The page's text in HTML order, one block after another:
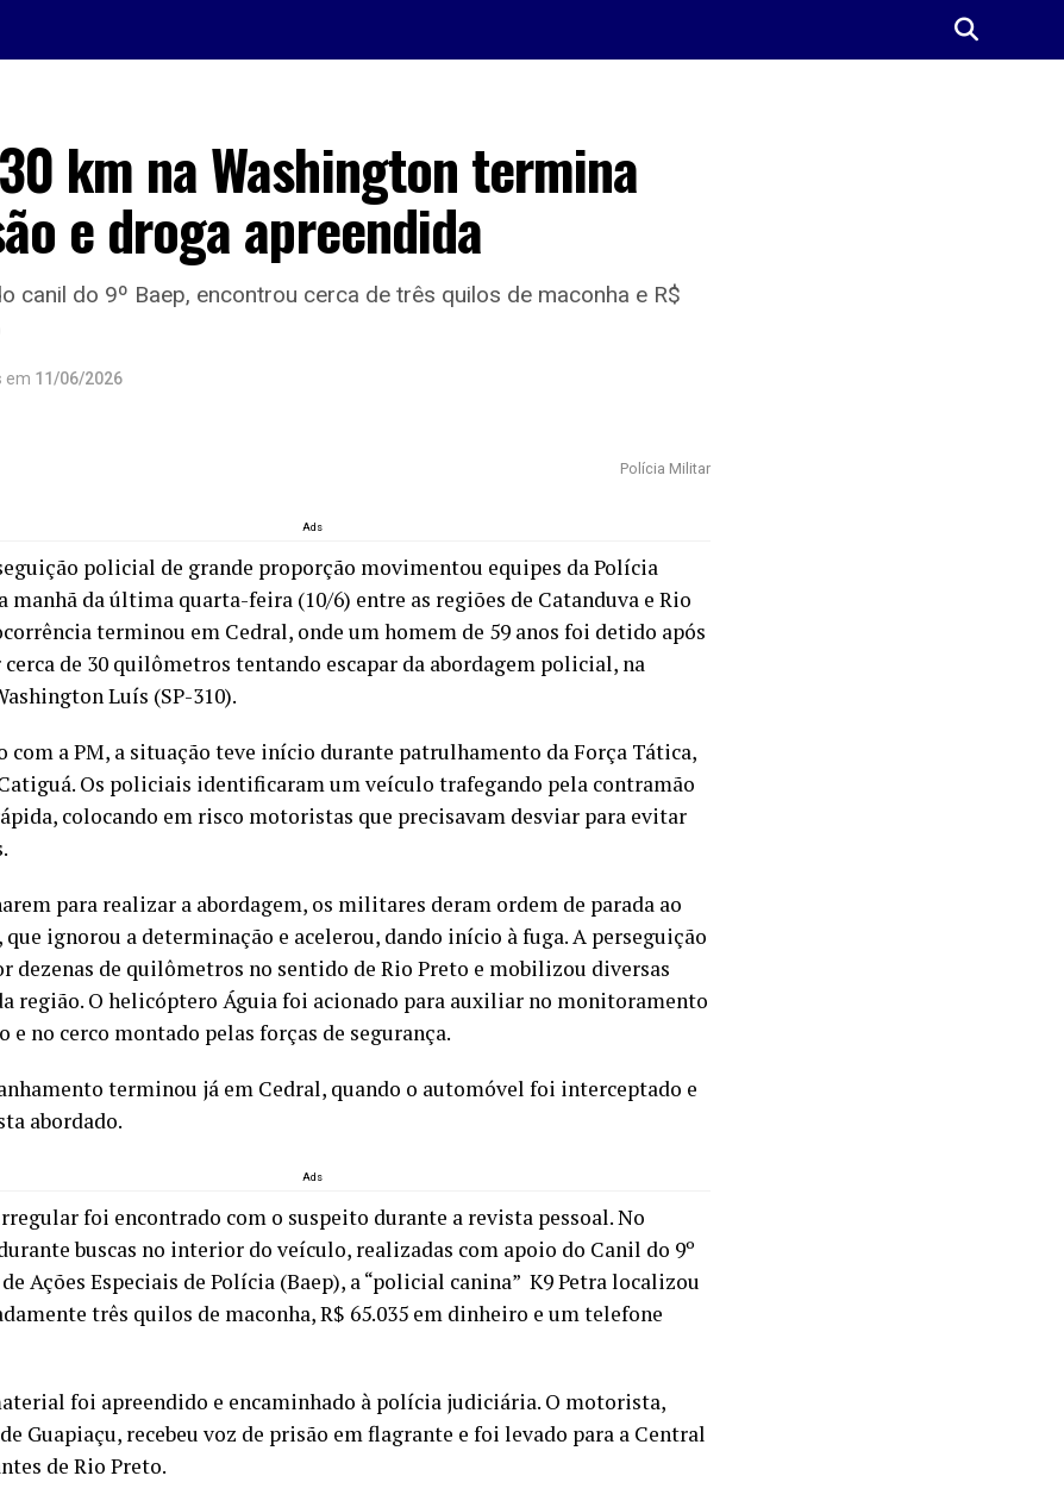
km na Washington termina
e droga apreendida
canil do 9º Baep, encontrou cerca de três quilos de maconha e R$
em 11/06/2026
Polícia Militar
Ads
policial de grande proporção movimentou equipes da Polícia
da última quarta-feira (10/6) entre as regiões de Catanduva e Rio
terminou em Cedral, onde um homem de 59 anos foi detido após
de 30 quilômetros tentando escapar da abordagem policial, na
Luís (SP-310).
com a PM, a situação teve início durante patrulhamento da Força Tática,
Os policiais identificaram um veículo trafegando pela contramão
colocando em risco motoristas que precisavam desviar para evitar
para realizar a abordagem, os militares deram ordem de parada ao
que ignorou a determinação e acelerou, dando início à fuga. A perseguição
dezenas de quilômetros no sentido de Rio Preto e mobilizou diversas
região. O helicóptero Águia foi acionado para auxiliar no monitoramento
e no cerco montado pelas forças de segurança.
terminou já em Cedral, quando o automóvel foi interceptado e
abordado.
Ads
foi encontrado com o suspeito durante a revista pessoal. No
buscas no interior do veículo, realizadas com apoio do Canil do 9º
Ações Especiais de Polícia (Baep), a “policial canina” K9 Petra localizou
três quilos de maconha, R$ 65.035 em dinheiro e um telefone
foi apreendido e encaminhado à polícia judiciária. O motorista,
Guapiaçu, recebeu voz de prisão em flagrante e foi levado para a Central
de Rio Preto.